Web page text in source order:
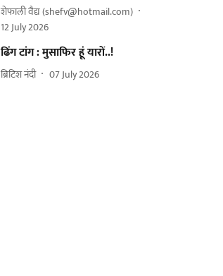
शेफाली वैद्य (shefv@hotmail.com)
12 July 2026
ढिंग टांग : मुसाफिर हूं यारों..!
ब्रिटिश नंदी 07 July 2026